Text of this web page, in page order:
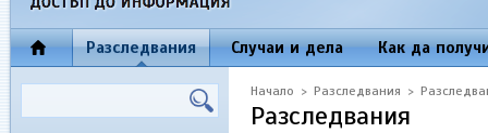
Разследвания Случаи и дела Как да
Начало > Разследвания >
Разследвания